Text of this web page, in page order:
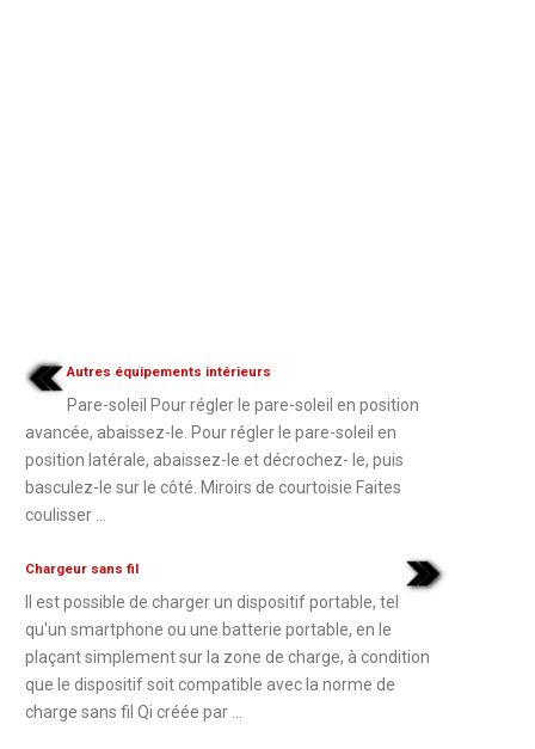
Autres équipements intérieurs
Pare-soleil Pour régler le pare-soleil en position
avancée, abaissez-le. Pour régler le pare-soleil en
position latérale, abaissez-le et décrochez- le, puis
basculez-le sur le côté. Miroirs de courtoisie Faites
coulisser ...
Chargeur sans fil
Il est possible de charger un dispositif portable, tel
qu'un smartphone ou une batterie portable, en le
plaçant simplement sur la zone de charge, à condition
que le dispositif soit compatible avec la norme de
charge sans fil Qi créée par ...